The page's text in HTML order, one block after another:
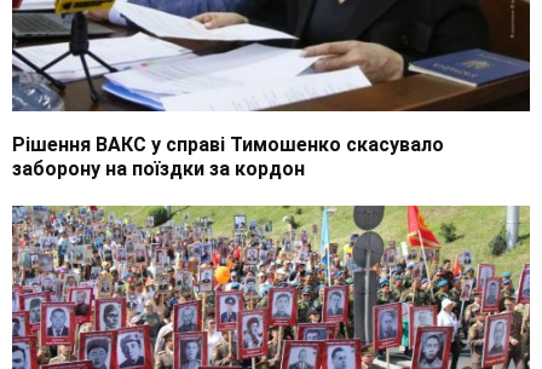
Рішення ВАКС у справі Тимошенко скасувало
заборону на поїздки за кордон